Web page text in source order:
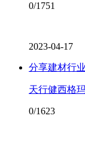
0/1751
2023-04-17
分享建材行
天行健西格
0/1623